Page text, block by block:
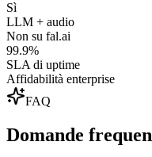
Sì
LLM + audio
Non su fal.ai
99.9%
SLA di uptime
Affidabilità enterprise
FAQ
Domande